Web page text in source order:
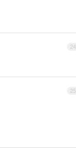
24
25